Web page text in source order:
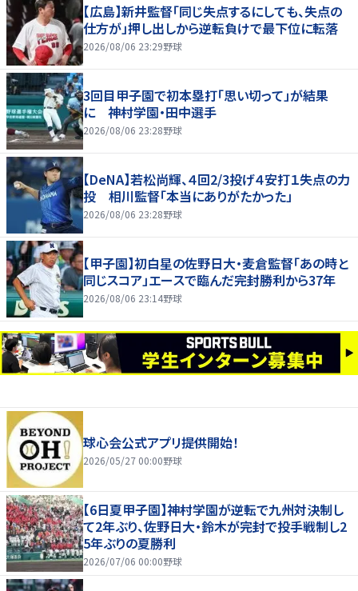
【広島】新井監督「同じ失点するにしても、失点の
仕方が」押し出しから逆転負けで最下位に転落
2026/08/06 23:29野球
3回目甲子園で初本塁打「思い切って」が結果
に 神村学園・田中選手
2026/08/06 23:28野球
【DeNA】若松尚輝、４回2/3投げ４安打１失点の力
投 相川監督「本当にありがたかった」
2026/08/06 23:28野球
【甲子園】初白星の佐野日大・麦倉監督「あの時と
同じスコア」エースで臨んだ完封勝利から37年
2026/08/06 23:14野球
球心会公式アプリ提供開始！
2026/05/27 00:00野球
【6日夏甲子園】神村学園が逆転で九州対決制し
て2年ぶり、佐野日大・鈴木が完封で投手戦制し2
5年ぶりの夏勝利
2026/07/06 00:00野球